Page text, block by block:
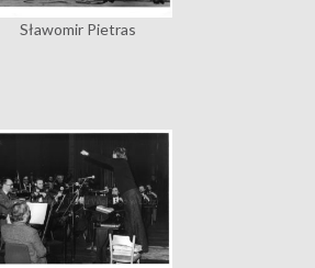
Sławomir Pietras